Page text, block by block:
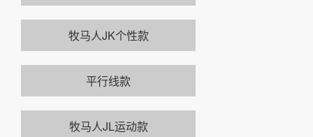
牧马人JK个性款
平行线款
牧马人JL运动款